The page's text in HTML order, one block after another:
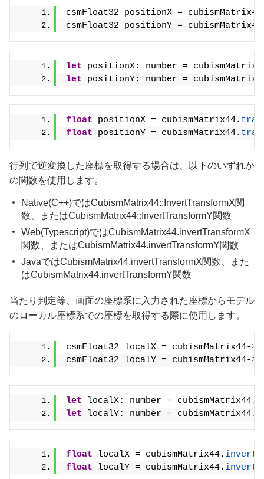
csmFloat32 positionX =
csmFloat32 positionY =
let positionX: number =
let positionY: number =
float positionX = cubismMatrix44.
float positionY = cubismMatrix44.
行列で逆変換した座標を取得する場合は、以下のいずれか
の関数を使用します。
Native(C++)ではCubismMatrix44::InvertTransformX関
数、またはCubismMatrix44::InvertTransformY関数
Web(Typescript)ではCubismMatrix44.invertTransformX
関数、またはCubismMatrix44.invertTransformY関数
JavaではCubismMatrix44.invertTransformX関数、また
はCubismMatrix44.invertTransformY関数
当たり判定等、画面の座標系に入力された座標からモデル
のローカル座標系での座標を取得する際に使用します。
csmFloat32 localX = cubismMatrix44->
csmFloat32 localY = cubismMatrix44->
let localX: number = cubismMatrix44.
let localY: number = cubismMatrix44.
float localX = cubismMatrix44.
float localY = cubismMatrix44.